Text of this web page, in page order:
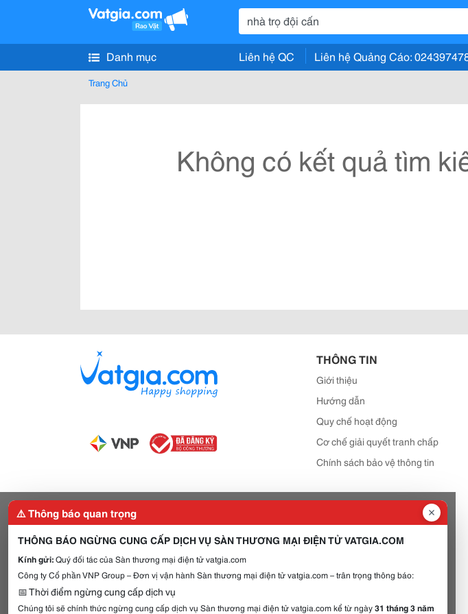
Danh mục Liên hệ QC Liên hệ Quảng Cáo:
Trang Chủ
Không có kết quả tìm
THÔNG TIN
Giới thiệu
Hướng dẫn
Quy chế hoạt động
Cơ chế giải quyết tranh chấp
Chính sách bảo vệ thông tin
⚠️ Thông báo quan trọng
THÔNG BÁO NGỪNG CUNG CẤP DỊCH VỤ SÀN THƯƠNG MẠI ĐIỆN TỬ VATGIA.COM
Kính gửi:Quý đối tác của Sàn thương mại điện tử vatgia.com
Công ty Cổ phần VNP Group – Đơn vị vận hành Sàn thương mại điện tử vatgia.com – trân trọng thông báo:
📅 Thời điểm ngừng cung cấp dịch vụ
Chúng tôi sẽ chính thức ngừng cung cấp dịch vụ Sàn thương mại điện tử vatgia.com kể từ ngày31 tháng 3 năm